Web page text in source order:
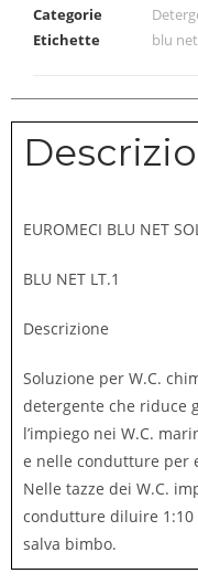
Categorie
Etichette
blu net
EUROMECI BLU NET
BLU NET LT.1
Descrizione
Soluzione per W.C.
detergente che riduce
l’impiego nei W.C.
e nelle condutture per
Nelle tazze dei W.C.
condutture diluire 1:10
salva bimbo.